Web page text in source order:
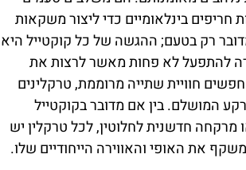
בינלאומיים כדי ליצור משקאות
רק בטעם; ההגשה של כל קוקטייל היא
להתפעל לא פחות מאשר לרצות את
חוויית שתייה מרוממת, טרקלינים
המושלם. בין אם מדובר בקוקטייל
מרקחה חדשנית לחלוטין, לכל טרקלין יש
את האופי והאווירה הייחודיים שלו.